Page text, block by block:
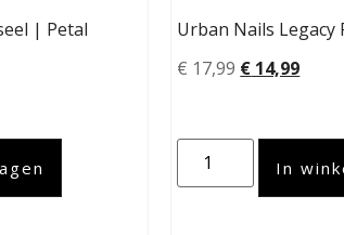
| Petal
Urban Nails
€ 17,99 € 14,99
In